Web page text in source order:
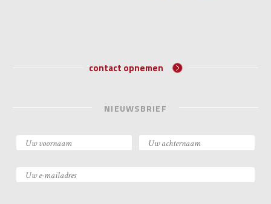
contact opnemen
NIEUWSBRIEF